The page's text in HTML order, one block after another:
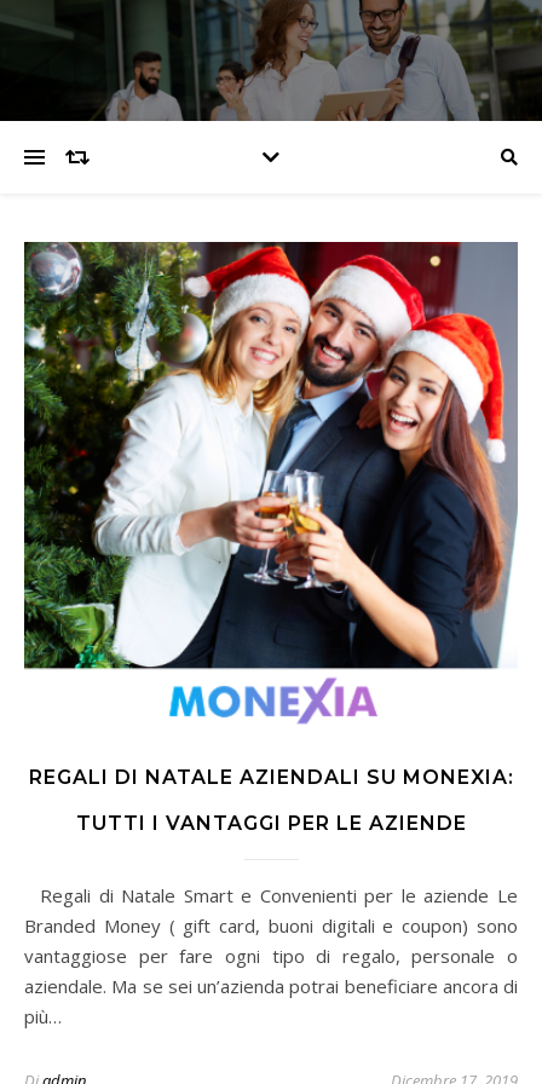
REGALI DI NATALE AZIENDALI SU MONEXIA:
TUTTI I VANTAGGI PER LE AZIENDE
Regali di Natale Smart e Convenienti per le aziende Le
Branded Money ( gift card, buoni digitali e coupon) sono
vantaggiose per fare ogni tipo di regalo, personale o
aziendale. Ma se sei un’azienda potrai beneficiare ancora di
più…